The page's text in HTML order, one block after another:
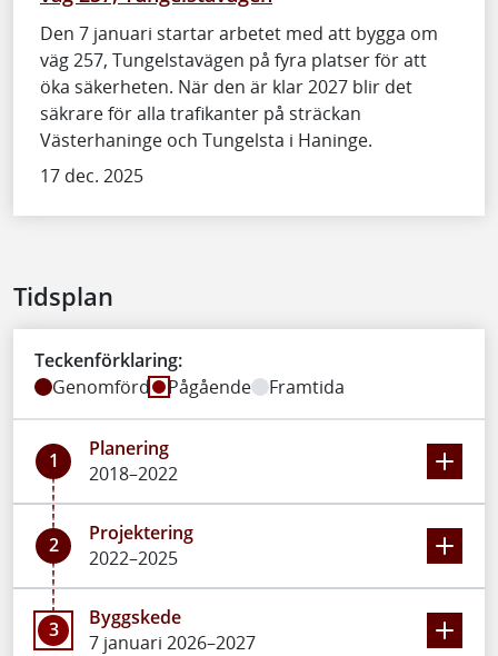
Den 7 januari startar arbetet med att bygga om
väg 257, Tungelstavägen på fyra platser för att
öka säkerheten. När den är klar 2027 blir det
säkrare för alla trafikanter på sträckan
Västerhaninge och Tungelsta i Haninge.
17 dec. 2025
Tidsplan
Teckenförklaring:
Genomförd
Pågående Framtida
1
Planering
2018–2022
2
Projektering
2022–2025
3
Byggskede
7 januari 2026–2027